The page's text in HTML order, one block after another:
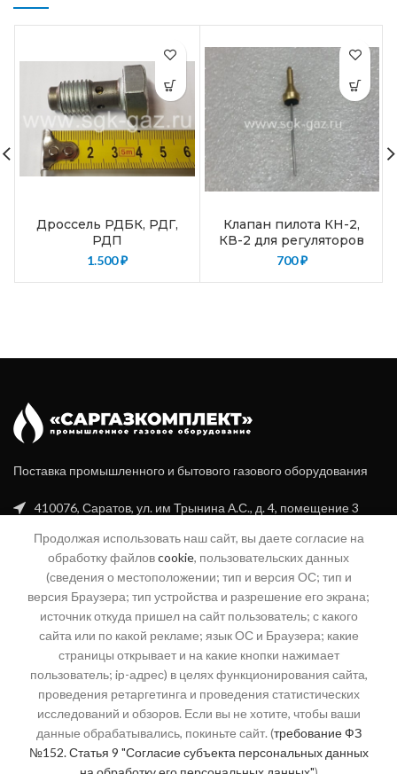
Дроссель РДБК, РДГ,
РДП
1.500₽
Клапан пилота КН-2,
КВ-2 для регуляторов
РДБК, РДУК, РДГ, РДП
700₽
Поставка промышленного и бытового газового оборудования
410076, Саратов, ул. им Трынина А.С., д. 4, помещение 3
+7 (8452) 20-99-16
+7 (960) 356-94-70
info@sgk-gaz.ru
04@sgk-gaz.ru
КАТЕГОРИИ
СЕРВИС
Продолжая использовать наш сайт, вы даете согласие на
обработку файловcookie, пользовательских данных
(сведения о местоположении; тип и версия ОС; тип и
версия Браузера; тип устройства и разрешение его экрана;
источник откуда пришел на сайт пользователь; с какого
сайта или по какой рекламе; язык ОС и Браузера; какие
страницы открывает и на какие кнопки нажимает
пользователь; ip-адрес) в целях функционирования сайта,
проведения ретаргетинга и проведения статистических
исследований и обзоров. Если вы не хотите, чтобы ваши
данные обрабатывались, покиньте сайт. (требование ФЗ
№152. Статья 9 "Согласие субъекта персональных данных